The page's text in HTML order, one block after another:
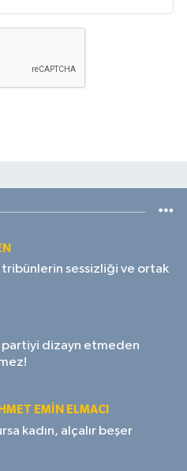
tribünlerin sessizliği ve ortak
partiyi dizayn etmeden
EMIN ELMACI
kadın, alçalır beşer